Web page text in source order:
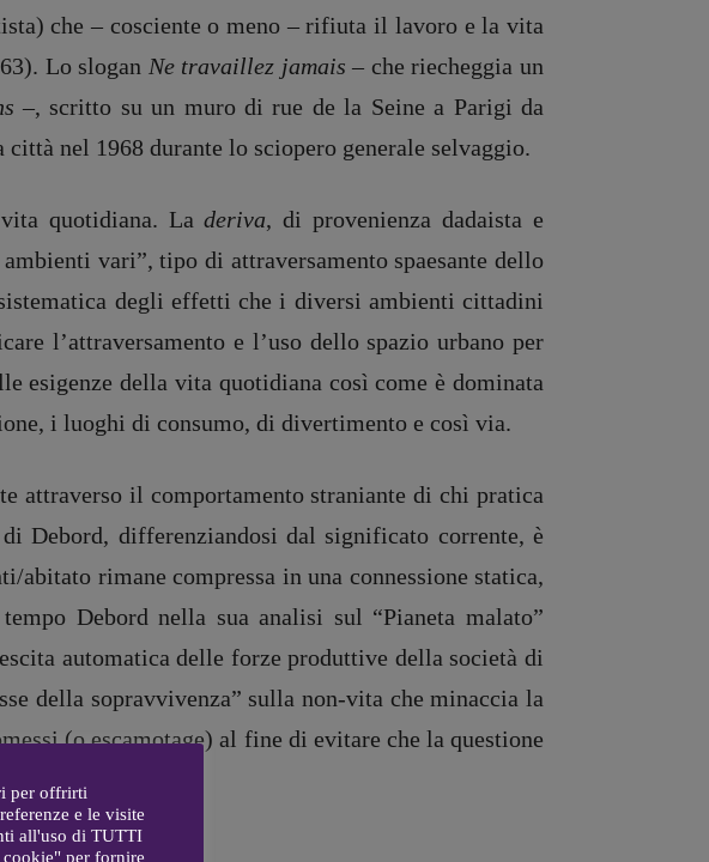
che – cosciente o meno – rifiuta il lavoro e la vita
Lo slogan Ne travaillez jamais – che riecheggia un
–, scritto su un muro di rue de la Seine a Parigi da
nel 1968 durante lo sciopero generale selvaggio.
quotidiana. Laderiva, di provenienza dadaista e
vari”, tipo di attraversamento spaesante dello
degli effetti che i diversi ambienti cittadini
l’attraversamento e l’uso dello spazio urbano per
esigenze della vita quotidiana così come è dominata
i luoghi di consumo, di divertimento e così via.
attraverso il comportamento straniante di chi pratica
Debord, differenziandosi dal significato corrente, è
rimane compressa in una connessione statica,
Debord nella sua analisi sul “Pianeta malato”
automatica delle forze produttive della società di
della sopravvivenza” sulla non-vita che minaccia la
(o escamotage) al fine di evitare che la questione
soluzione.
per offrirti
e le visite
all'uso di TUTTI
per fornire